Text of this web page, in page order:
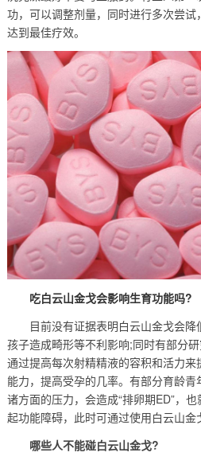
功，可以调整剂量，同时进行多次尝
达到最佳疗效。
吃白云山金戈会影响生育功能吗?
目前没有证据表明白云山金戈会降
孩子造成畸形等不利影响;同时有部分
通过提高每次射精精液的容积和活力
能力，提高受孕的几率。有部分育龄
诸方面的压力，会造成“排卵期ED”，
起功能障碍，此时可通过使用白云山金
哪些人不能碰白云山金戈?